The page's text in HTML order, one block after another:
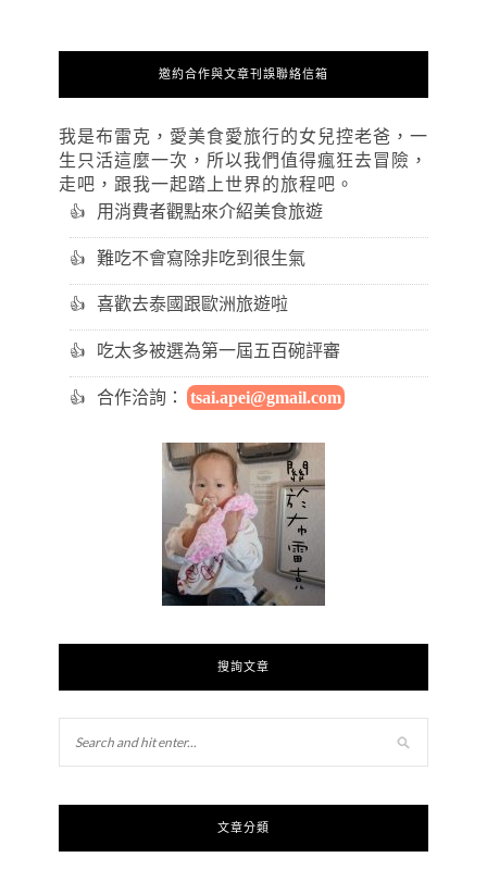
邀約合作與文章刊誤聯絡信箱
我是布雷克，愛美食愛旅行的女兒控老爸，一
生只活這麼一次，所以我們值得瘋狂去冒險，
走吧，跟我一起踏上世界的旅程吧。
用消費者觀點來介紹美食旅遊
難吃不會寫除非吃到很生氣
喜歡去泰國跟歐洲旅遊啦
吃太多被選為第一屆五百碗評審
合作洽詢： tsai.apei@gmail.com
搜詢文章
文章分類